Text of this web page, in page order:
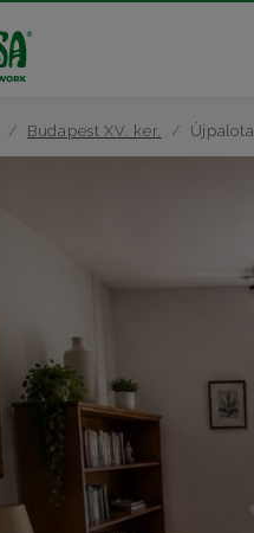
Budapest XV. ker. Újpalota